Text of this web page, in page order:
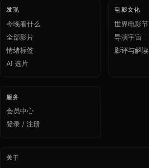
发现
今晚看什么
全部影片
情绪标签
AI 选片
电影文化
世界电影节
导演宇宙
影评与解读
服务
会员中心
登录 / 注册
关于